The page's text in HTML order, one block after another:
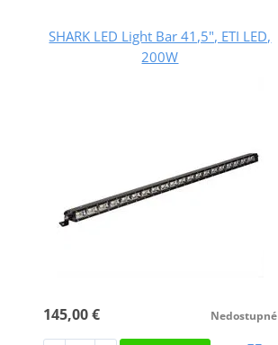
SHARK LED Light Bar 41,5", ETI LED,
200W
145,00 € Nedostupné